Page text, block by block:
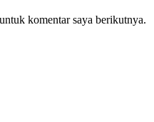
komentar saya berikutnya.